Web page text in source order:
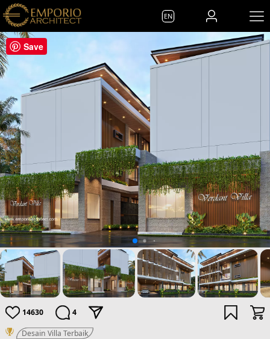
EN
14630 4
Desain Villa Terbaik
Save